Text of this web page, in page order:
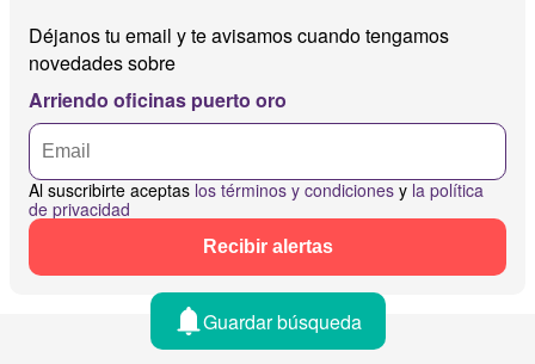
Déjanos tu email y te avisamos cuando tengamos
novedades sobre
Arriendo oficinas puerto oro
Al suscribirte aceptas los términos y condiciones y la política
de privacidad
Recibir alertas
Guardar búsqueda